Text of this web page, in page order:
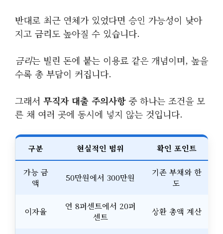
반대로 최근 연체가 있었다면 승인 가능성이 낮아
지고 금리도 높아질 수 있습니다.
금리는 빌린 돈에 붙는 이용료 같은 개념이며, 높을
수록 총 부담이 커집니다.
그래서 무직자 대출 주의사항중 하나는 조건을 모
른 채 여러 곳에 동시에 넣지 않는 것입니다.
구분 현실적인 범위 확인 포인트
가능 금
액
50만원에서 300만원
기존 부채와 한
도
이자율
연 8퍼센트에서 20퍼
센트
상환 총액 계산